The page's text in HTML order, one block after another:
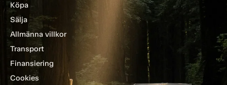
Köpa
Sälja
Allmänna villkor
Transport
Finansiering
Cookies